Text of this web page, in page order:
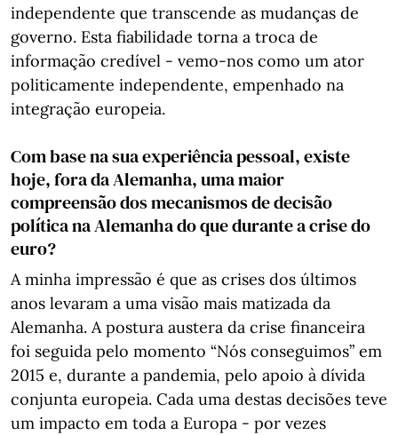
independente que transcende as mudanças de
governo. Esta fiabilidade torna a troca de
informação credível - vemo-nos como um ator
politicamente independente, empenhado na
integração europeia.
Com base na sua experiência pessoal, existe
hoje, fora da Alemanha, uma maior
compreensão dos mecanismos de decisão
política na Alemanha do que durante a crise do
euro?
A minha impressão é que as crises dos últimos
anos levaram a uma visão mais matizada da
Alemanha. A postura austera da crise financeira
foi seguida pelo momento “Nós conseguimos” em
2015 e, durante a pandemia, pelo apoio à dívida
conjunta europeia. Cada uma destas decisões teve
um impacto em toda a Europa - por vezes